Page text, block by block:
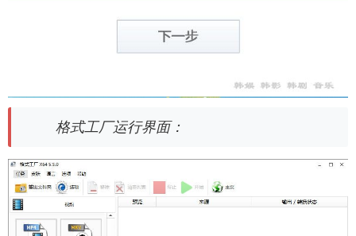
格式工厂运行界面：